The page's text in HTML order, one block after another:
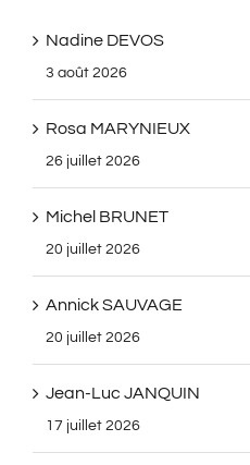
Nadine DEVOS
3 août 2026
Rosa MARYNIEUX
26 juillet 2026
Michel BRUNET
20 juillet 2026
Annick SAUVAGE
20 juillet 2026
Jean-Luc JANQUIN
17 juillet 2026